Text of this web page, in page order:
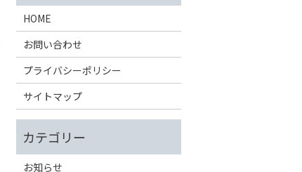
HOME
お問い合わせ
プライバシーポリシー
サイトマップ
お知らせ